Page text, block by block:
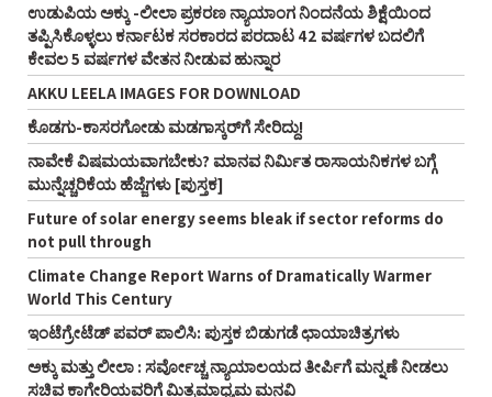
ಉಡುಪಿಯ ಅಕ್ಕು -ಲೀಲಾ ಪ್ರಕರಣ ನ್ಯಾಯಾಂಗ ನಿಂದನೆಯ ಶಿಕ್ಷೆಯಿಂದ
ತಪ್ಪಿಸಿಕೊಳ್ಳಲು ಕರ್ನಾಟಕ ಸರಕಾರದ ಪರದಾಟ 42 ವರ್ಷಗಳ ಬದಲಿಗೆ
ಕೇವಲ 5 ವರ್ಷಗಳ ವೇತನ ನೀಡುವ ಹುನ್ನಾರ
AKKU LEELA IMAGES FOR DOWNLOAD
ಕೊಡಗು-ಕಾಸರಗೋಡು ಮಡಗಾಸ್ಕರ್‌ಗೆ ಸೇರಿದ್ದು!
ನಾವೇಕೆ ವಿಷಮಯವಾಗಬೇಕು? ಮಾನವ ನಿರ್ಮಿತ ರಾಸಾಯನಿಕಗಳ ಬಗ್ಗೆ
ಮುನ್ನೆಚ್ಚರಿಕೆಯ ಹೆಜ್ಜೆಗಳು [ಪುಸ್ತಕ]
Future of solar energy seems bleak if sector reforms do
not pull through
Climate Change Report Warns of Dramatically Warmer
World This Century
ಇಂಟೆಗ್ರೇಟೆಡ್‌ ಪವರ್‌ ಪಾಲಿಸಿ: ಪುಸ್ತಕ ಬಿಡುಗಡೆ ಛಾಯಾಚಿತ್ರಗಳು
ಅಕ್ಕು ಮತ್ತು ಲೀಲಾ : ಸರ್ವೋಚ್ಚ ನ್ಯಾಯಾಲಯದ ತೀರ್ಪಿಗೆ ಮನ್ನಣೆ ನೀಡಲು
ಸಚಿವ ಕಾಗೇರಿಯವರಿಗೆ ಮಿತ್ರಮಾಧ್ಯಮ ಮನವಿ